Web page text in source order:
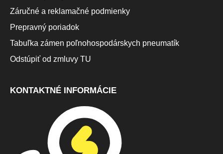
Záručné a reklamačné podmienky
Prepravný poriadok
Tabuľka zámen poľnohospodárskych pneumatík
Odstúpiť od zmluvy TU
KONTAKTNÉ INFORMÁCIE